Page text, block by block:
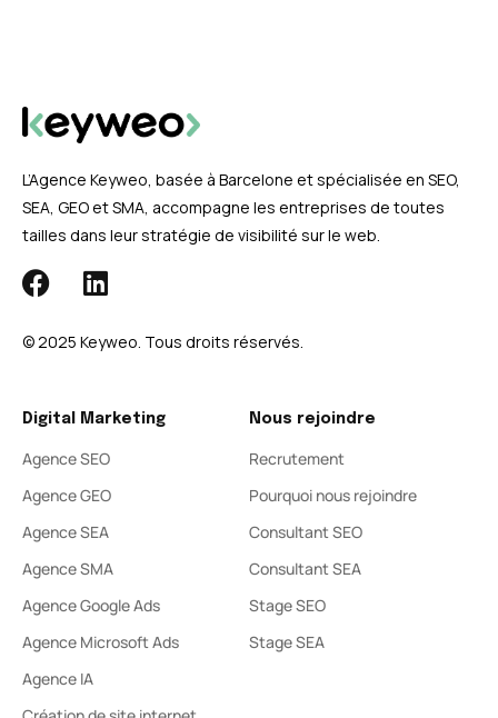
L’Agence Keyweo, basée à Barcelone et spécialisée en SEO,
SEA, GEO et SMA, accompagne les entreprises de toutes
tailles dans leur stratégie de visibilité sur le web.
© 2025 Keyweo. Tous droits réservés.​
Digital Marketing
Agence SEO
Agence GEO
Agence SEA
Agence SMA
Agence Google Ads
Agence Microsoft Ads
Agence IA
Nous rejoindre
Recrutement
Pourquoi nous rejoindre
Consultant SEO
Consultant SEA
Stage SEO
Stage SEA